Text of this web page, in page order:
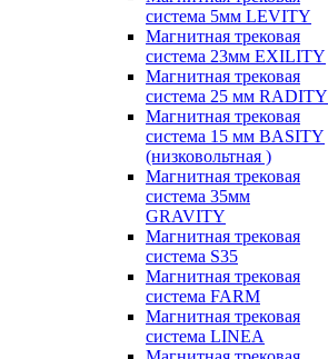
система 5мм LEVITY
Магнитная трековая
система 23мм EXILITY
Магнитная трековая
система 25 мм RADITY
Магнитная трековая
система 15 мм BASITY
(низковольтная )
Магнитная трековая
система 35мм
GRAVITY
Магнитная трековая
система S35
Магнитная трековая
система FARM
Магнитная трековая
система LINEA